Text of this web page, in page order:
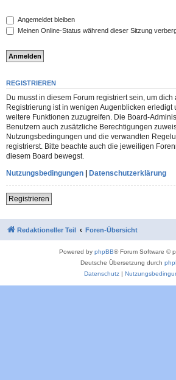
Angemeldet bleiben
Meinen Online-Status während dieser Sitzung
REGISTRIEREN
Du musst in diesem Forum registriert sein, um
Registrierung ist in wenigen Augenblicken erledigt
weitere Funktionen zuzugreifen. Die Board-
Benutzern auch zusätzliche Berechtigungen
Nutzungsbedingungen und die verwandten
registrierst. Bitte beachte auch die jeweiligen
diesem Board bewegst.
Nutzungsbedingungen | Datenschutzerklärung
Registrieren
Redaktioneller Teil Foren-Übersicht
Powered by phpBB® Forum Software ©
Deutsche Übersetzung durch
Datenschutz|